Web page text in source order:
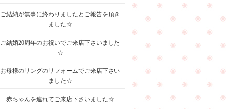
ご結納が無事に終わりましたとご報告を頂き
ました☆
ご結婚20周年のお祝いでご来店下さいました
☆
お母様のリングのリフォームでご来店下さい
ました☆
赤ちゃんを連れてご来店下さいました☆